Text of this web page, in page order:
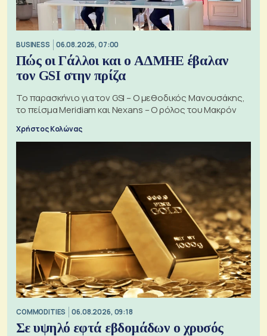
BUSINESS 06.08.2026, 07:00
Πώς οι Γάλλοι και ο ΑΔΜΗΕ έβαλαν
τον GSI στην πρίζα
Το παρασκήνιο για τον GSI – Ο μεθοδικός Μανουσάκης,
το πείσμα Meridiam και Nexans – Ο ρόλος του Μακρόν
Χρήστος Κολώνας
COMMODITIES 06.08.2026, 09:18
Σε υψηλό εφτά εβδομάδων ο χρυσός